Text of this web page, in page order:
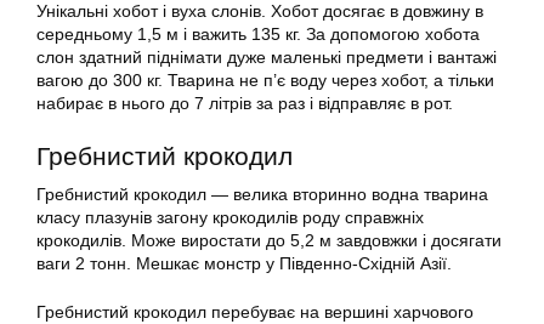
Унікальні хобот і вуха слонів. Хобот досягає в довжину в
середньому 1,5 м і важить 135 кг. За допомогою хобота
слон здатний піднімати дуже маленькі предмети і вантажі
вагою до 300 кг. Тварина не п’є воду через хобот, а тільки
набирає в нього до 7 літрів за раз і відправляє в рот.
Гребнистий крокодил
Гребнистий крокодил — велика вторинно водна тварина
класу плазунів загону крокодилів роду справжніх
крокодилів. Може виростати до 5,2 м завдовжки і досягати
ваги 2 тонн. Мешкає монстр у Південно-Східній Азії.
Гребнистий крокодил перебуває на вершині харчового